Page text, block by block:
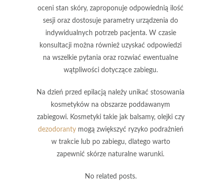
oceni stan skóry, zaproponuje odpowiednią ilość
sesji oraz dostosuje parametry urządzenia do
indywidualnych potrzeb pacjenta. W czasie
konsultacji można również uzyskać odpowiedzi
na wszelkie pytania oraz rozwiać ewentualne
wątpliwości dotyczące zabiegu.
Na dzień przed epilacją należy unikać stosowania
kosmetyków na obszarze poddawanym
zabiegowi. Kosmetyki takie jak balsamy, olejki czy
dezodorantymogą zwiększyć ryzyko podrażnień
w trakcie lub po zabiegu, dlatego warto
zapewnić skórze naturalne warunki.
No related posts.